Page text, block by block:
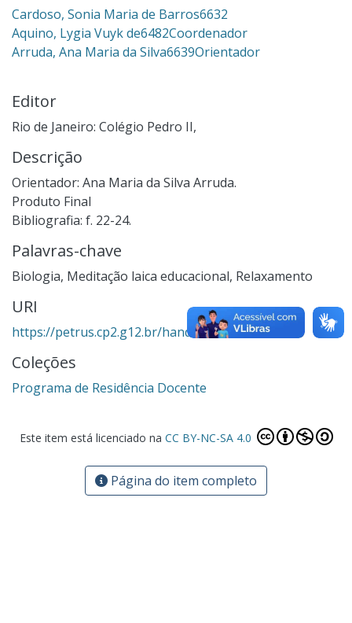
Cardoso, Sonia Maria de Barros6632
Aquino, Lygia Vuyk de6482Coordenador
Arruda, Ana Maria da Silva6639Orientador
Editor
Rio de Janeiro: Colégio Pedro II,
Descrição
Orientador: Ana Maria da Silva Arruda.
Produto Final
Bibliografia: f. 22-24.
Palavras-chave
Biologia, Meditação laica educacional, Relaxamento
URI
https://petrus.cp2.g12.br/handle/123456789/2231
Coleções
Programa de Residência Docente
Este item está licenciado na CC BY-NC-SA 4.0
Página do item completo